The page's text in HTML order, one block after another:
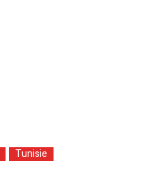
Tunisie